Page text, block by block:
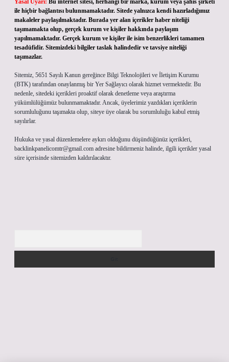
Yasal Uyarı: Bu internet sitesi, herhangi bir marka, kurum veya şahıs şirketi
ile hiçbir bağlantısı bulunmamaktadır. Sitede yalnızca kendi hazırladığımız
makaleler paylaşılmaktadır. Burada yer alan içerikler haber niteliği
taşımamakta olup, gerçek kurum ve kişiler hakkında paylaşım
yapılmamaktadır. Gerçek kurum ve kişiler ile isim benzerlikleri tamamen
tesadüfidir. Sitemizdeki bilgiler taslak halindedir ve tavsiye niteliği
taşımazlar.
Sitemiz, 5651 Sayılı Kanun gereğince Bilgi Teknolojileri ve İletişim Kurumu
(BTK) tarafından onaylanmış bir Yer Sağlayıcı olarak hizmet vermektedir. Bu
nedenle, sitedeki içerikleri proaktif olarak denetleme veya araştırma
yükümlülüğümüz bulunmamaktadır. Ancak, üyelerimiz yazdıkları içeriklerin
sorumluluğunu taşımakta olup, siteye üye olarak bu sorumluluğu kabul etmiş
sayılırlar.
Hukuka ve yasal düzenlemelere aykırı olduğunu düşündüğünüz içerikleri,
backlinkpanelicomtr@gmail.com adresine bildirmeniz halinde, ilgili içerikler yasal
süre içerisinde sitemizden kaldırılacaktır.